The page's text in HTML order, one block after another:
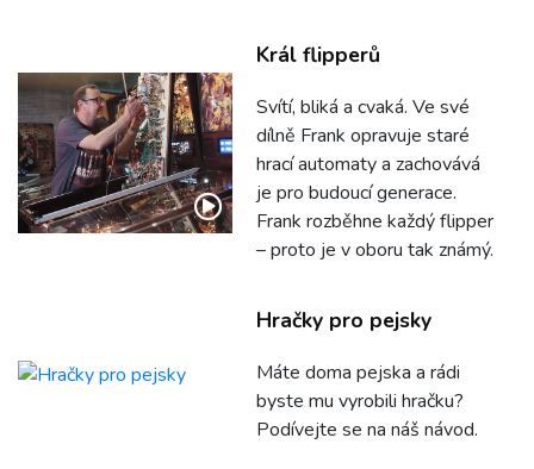
Král flipperů
Svítí, bliká a cvaká. Ve své
dílně Frank opravuje staré
hrací automaty a zachovává
je pro budoucí generace.
Frank rozběhne každý flipper
– proto je v oboru tak známý.
Hračky pro pejsky
Máte doma pejska a rádi
byste mu vyrobili hračku?
Podívejte se na náš návod.